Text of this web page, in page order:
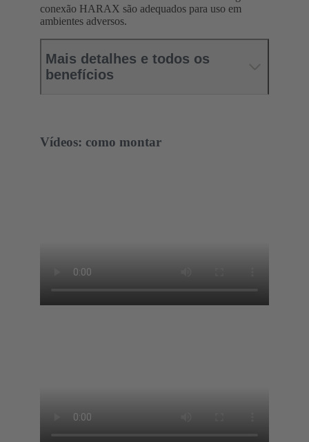
conexão HARAX são adequados para uso em
ambientes adversos.
Mais detalhes e todos os
benefícios
Vídeos: como montar